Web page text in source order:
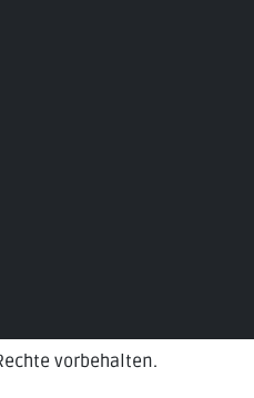
vorbehalten.